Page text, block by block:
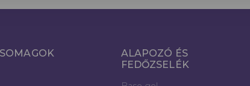
ALAPOZÓ ÉS
FEDŐZSELÉK